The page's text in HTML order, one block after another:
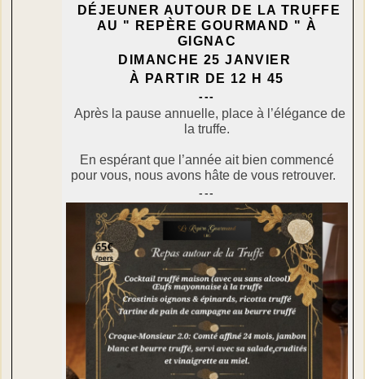
DÉJEUNER AUTOUR DE LA TRUFFE
AU " REPÈRE GOURMAND " À
GIGNAC
DIMANCHE 25 JANVIER
À PARTIR DE 12 H 45
---
Après la pause annuelle, place à l’élégance de
la truffe.
En espérant que l’année ait bien commencé
pour vous, nous avons hâte de vous retrouver.
---